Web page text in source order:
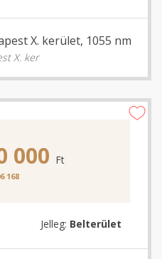
X. kerület, 1055 nm
X. ker
000 Ft
168
Jelleg: Belterület